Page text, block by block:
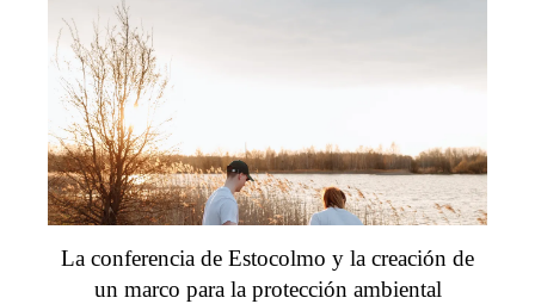
La conferencia de Estocolmo y la creación de
un marco para la protección ambiental